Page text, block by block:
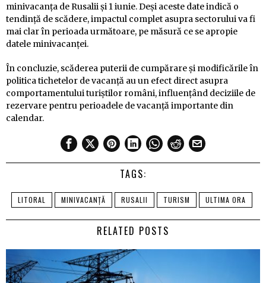
minivacanța de Rusalii și 1 iunie. Deși aceste date indică o
tendință de scădere, impactul complet asupra sectorului va fi
mai clar în perioada următoare, pe măsură ce se apropie
datele minivacanței.
În concluzie, scăderea puterii de cumpărare și modificările în
politica tichetelor de vacanță au un efect direct asupra
comportamentului turiștilor români, influențând deciziile de
rezervare pentru perioadele de vacanță importante din
calendar.
TAGS:
LITORAL MINIVACANȚĂ RUSALII TURISM ULTIMA ORA
RELATED POSTS